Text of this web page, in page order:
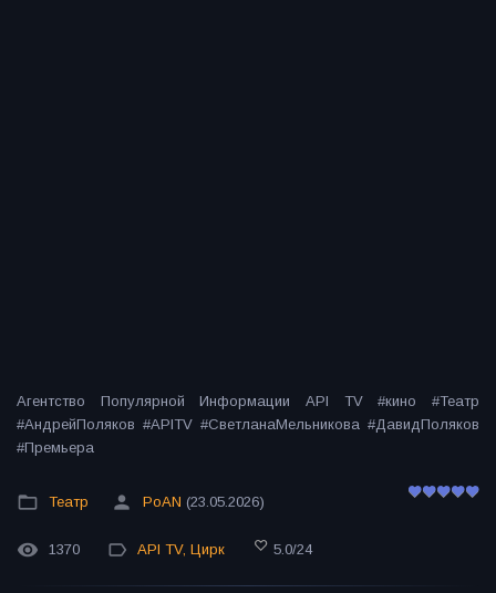
Агентство Популярной Информации API TV #кино #Театр
#АндрейПоляков #APITV #СветланаМельникова #ДавидПоляков
#Премьера
Театр PoAN (23.05.2026)
1370 API TV, Цирк 5.0/24